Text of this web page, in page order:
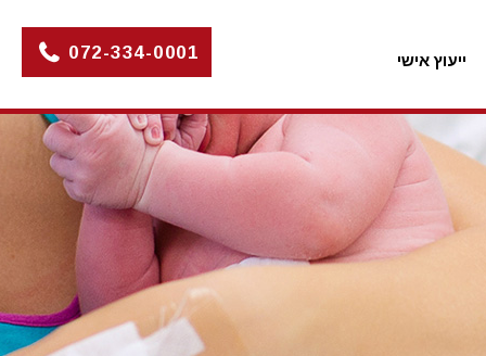
ייעוץ אישי 072-334-0001